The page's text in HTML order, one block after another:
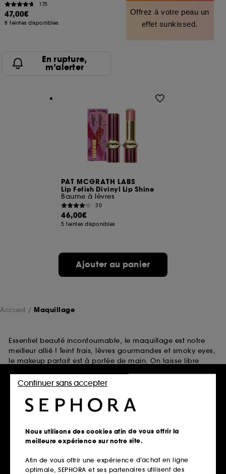
175
47,00€
8 teintes disponibles
En rupture,
m’alerter
Offrez à votre peau un
effet sunkissed.
PAT MCGRATH LABS
Lip Fetish Divinyl Lip Shine
Baume à lèvres
30
46,00€
5 teintes disponibles
Ajouter au panier
Accueil Maquillage
Essentiel beauté incontournable, le maquillage est notre
meilleur allié ! Teint frais, lèvres gourmandes et smoky eyes,
le makeup parfait est à portée de main. On laisse libre
l'infini ! Best-sellers ou nouveautés beauté, le maquillage
Click & Collect en 2h offert
Nous utilisons des cookies afin de vous offrir la
meilleure expérience sur notre site.
Afin de vous offrir une expérience d’achat en ligne
optimale, SEPHORA et ses partenaires utilisent des
Continuer sans accepter